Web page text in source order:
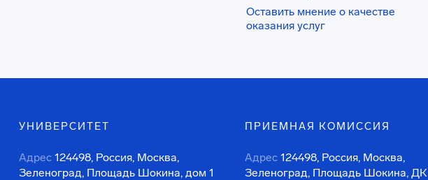
Оставить мнение о качестве
оказания услуг
УНИВЕРСИТЕТ
Адрес 124498, Россия, Москва,
Зеленоград, Площадь Шокина, дом 1
ПРИЕМНАЯ КОМИССИЯ
Адрес 124498, Россия, Москва,
Зеленоград, Площадь Шокина, ДК